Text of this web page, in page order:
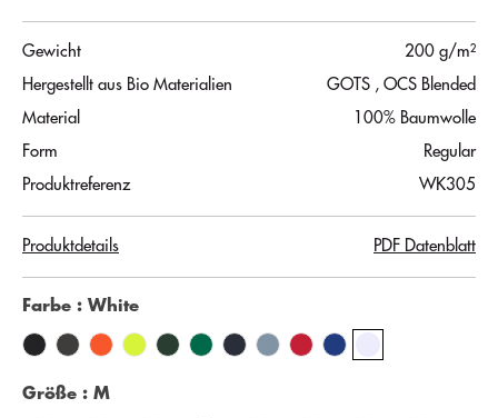
Gewicht
200 g/m²
Hergestellt aus Bio Materialien
GOTS , OCS Blended
Material
100% Baumwolle
Form
Regular
Produktreferenz
WK305
Produktdetails PDF Datenblatt
Farbe : White
Größe : M